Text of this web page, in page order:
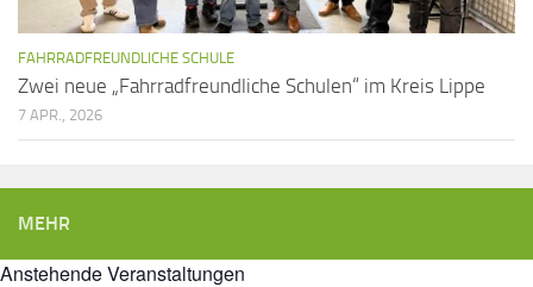
FAHRRADFREUNDLICHE SCHULE
Zwei neue „Fahrradfreundliche Schulen“ im Kreis Lippe
7 APR., 2026
MEHR
Anstehende Veranstaltungen